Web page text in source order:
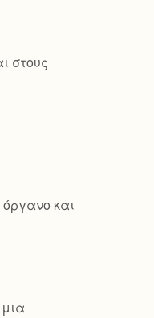
στους
και